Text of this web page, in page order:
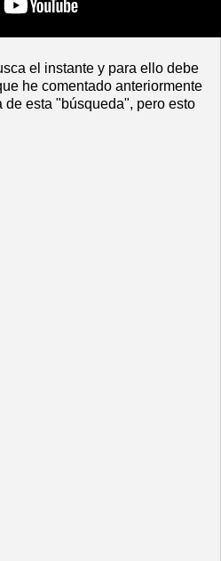
el instante y para ello debe
he comentado anteriormente
esta "búsqueda", pero esto